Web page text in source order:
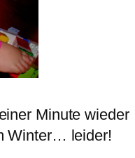
Minute wieder
Winter… leider!